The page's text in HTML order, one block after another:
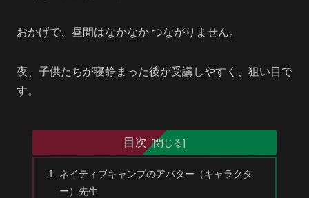
おかげで、昼間はなかなか つながりません。
夜、子供たちが寝静まった後が受講しやすく、狙い目で
す。
目次
ネイティブキャンプのアバター（キャラクタ
ー）先生